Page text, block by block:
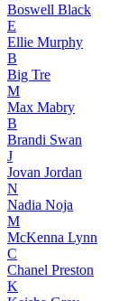
Boswell Black
E
Ellie Murphy
B
Big Tre
M
Max Mabry
B
Brandi Swan
J
Jovan Jordan
N
Nadia Noja
M
McKenna Lynn
C
Chanel Preston
K